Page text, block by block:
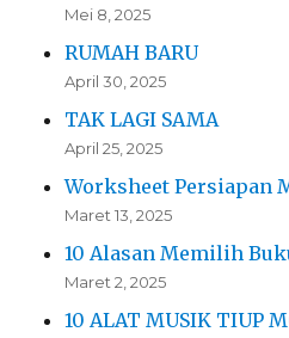
Mei 8, 2025
RUMAH BARU
April 30, 2025
TAK LAGI SAMA
April 25, 2025
Worksheet Persiapan
Maret 13, 2025
10 Alasan Memilih
Maret 2, 2025
10 ALAT MUSIK TIUP